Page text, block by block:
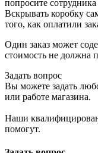
попросите
Вскрывать коробку
того, как оплатили
Один заказ может
стоимость не должна
Задать вопрос
Вы можете задать
или работе магазина.
Наши
помогут.